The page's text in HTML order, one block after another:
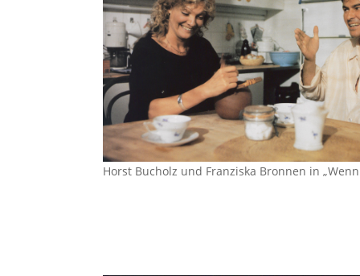
Horst Bucholz und Franziska Bronnen in